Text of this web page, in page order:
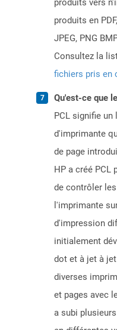
produits vers
produits en
JPEG, PNG
Consultez la
fichiers pris en
Qu'est-ce que
PCL signifie un
d'imprimante
de page
HP a créé PCL
de contrôler
l'imprimante
d'impression
initialement
dot et à jet à
diverses
et pages avec
a subi